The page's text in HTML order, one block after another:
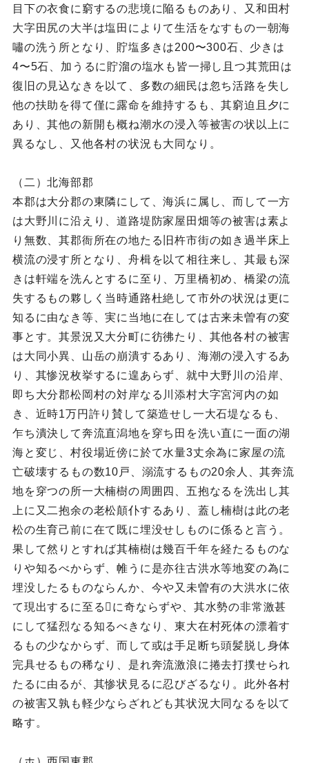
目下の衣食に窮するの悲境に陥るものあり、又和田村
大字田尻の大半は塩田によりて生活をなすもの一朝海
嘯の洗う所となり、貯塩多きは200〜300石、少きは
4〜5石、加うるに貯溜の塩水も皆一掃し且つ其荒田は
復旧の見込なきを以て、多数の細民は忽ち活路を失し
他の扶助を得て僅に露命を維持するも、其窮迫且夕に
あり、其他の新開も概ね潮水の浸入等被害の状以上に
異るなし、又他各村の状況も大同なり。
（二）北海部郡
本郡は大分郡の東隣にして、海浜に属し、而して一方
は大野川に沿えり、道路堤防家屋田畑等の被害は素よ
り無数、其郡衙所在の地たる旧杵市街の如き過半床上
横流の浸す所となり、舟楫を以て相往来し、其最も深
きは軒端を洗んとするに至り、万里橋初め、橋梁の流
失するもの夥しく当時通路杜絶して市外の状況は更に
知るに由なき等、実に当地に在しては古来未曽有の変
事とす。其景況又大分町に彷彿たり、其他各村の被害
は大同小異、山岳の崩潰するあり、海潮の浸入するあ
り、其惨況枚挙するに遑あらず、就中大野川の沿岸、
即ち大分郡松岡村の対岸なる川添村大字宮河内の如
き、近時1万円許り賛して築造せし一大石堤なるも、
乍ち潰決して奔流直潟地を穿ち田を洗い直に一面の湖
海と変じ、村役場近傍に於て水量3丈余為に家屋の流
亡破壊するもの数10戸、溺流するもの20余人、其奔流
地を穿つの所一大楠樹の周囲四、五抱なるを洗出し其
上に又二抱余の老松顛仆するあり、蓋し楠樹は此の老
松の生育己前に在て既に埋没せしものに係ると言う。
果して然りとすれば其楠樹は幾百千年を経たるものな
りや知るべからず、帷うに是亦往古洪水等地変の為に
埋没したるものならんか、今や又未曽有の大洪水に依
て現出するに至るに奇ならずや、其水勢の非常激甚
にして猛烈なる知るべきなり、東大在村死体の漂着す
るもの少なからず、而して或は手足断ち頭髪脱し身体
完具せるもの稀なり、是れ奔流激浪に捲去打撲せられ
たるに由るが、其惨状見るに忍びざるなり。此外各村
の被害又孰も軽少ならざれども其状況大同なるを以て
略す。